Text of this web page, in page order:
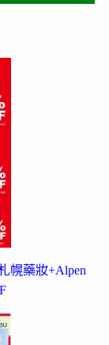
幌藥妝+Alpen